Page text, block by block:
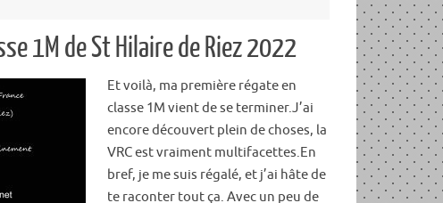
1M de St Hilaire de Riez 2022
Et voilà, ma première régate en
classe 1M vient de se terminer.J’ai
encore découvert plein de choses, la
VRC est vraiment multifacettes.En
bref, je me suis régalé, et j’ai hâte de
te raconter tout ça. Avec un peu de